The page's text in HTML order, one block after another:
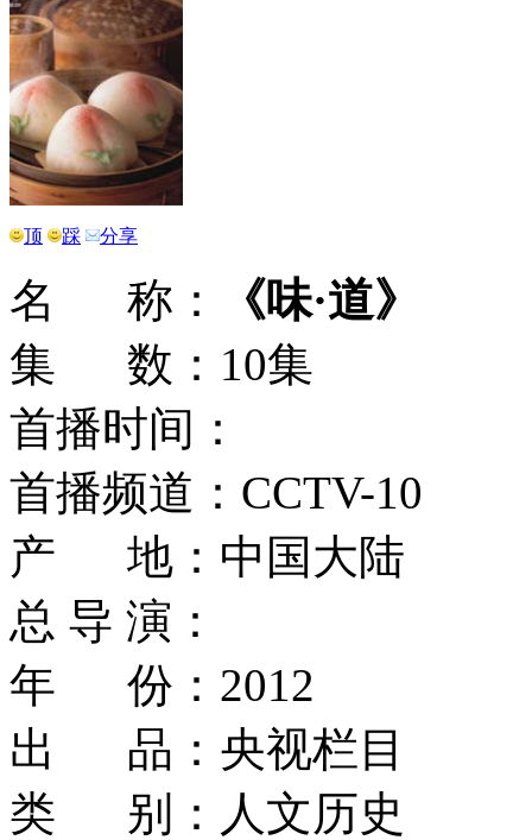
顶 踩 分享
名 称：
《味·道》
集 数：10集
首播时间：
首播频道：CCTV-10
产 地：中国大陆
总 导 演：
年 份：2012
出 品：央视栏目
类 别：人文历史